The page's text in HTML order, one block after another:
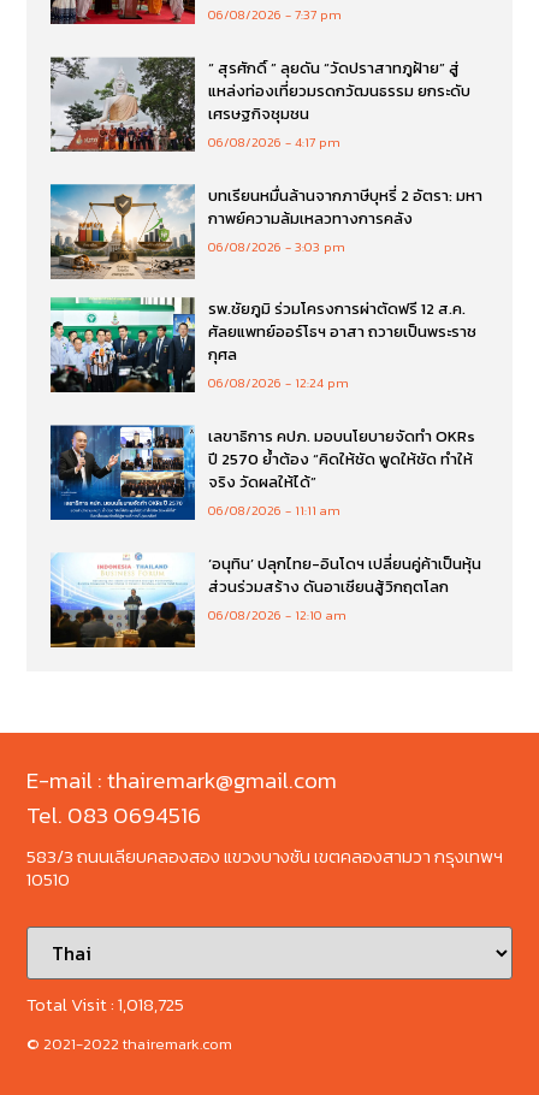
06/08/2026 7:37 pm
“ สุรศักดิ์ ” ลุยดัน “วัดปราสาทภูฝ้าย” สู่
แหล่งท่องเที่ยวมรดกวัฒนธรรม ยกระดับ
เศรษฐกิจชุมชน
06/08/2026 4:17 pm
บทเรียนหมื่นล้านจากภาษีบุหรี่ 2 อัตรา: มหา
กาพย์ความล้มเหลวทางการคลัง
06/08/2026 3:03 pm
รพ.ชัยภูมิ ร่วมโครงการผ่าตัดฟรี 12 ส.ค.
ศัลยแพทย์ออร์โธฯ อาสา ถวายเป็นพระราช
กุศล
06/08/2026 12:24 pm
เลขาธิการ คปภ. มอบนโยบายจัดทำ OKRs
ปี 2570 ย้ำต้อง “คิดให้ชัด พูดให้ชัด ทำให้
จริง วัดผลให้ได้”
06/08/2026 11:11 am
‘อนุทิน’ ปลุกไทย-อินโดฯ เปลี่ยนคู่ค้าเป็นหุ้น
ส่วนร่วมสร้าง ดันอาเซียนสู้วิกฤตโลก
06/08/2026 12:10 am
E-mail : thairemark@gmail.com
Tel. 083 0694516
583/3 ถนนเลียบคลองสอง แขวงบางชัน เขตคลองสามวา กรุงเทพฯ
10510
Total Visit :1,018,725
© 2021-2022 thairemark.com